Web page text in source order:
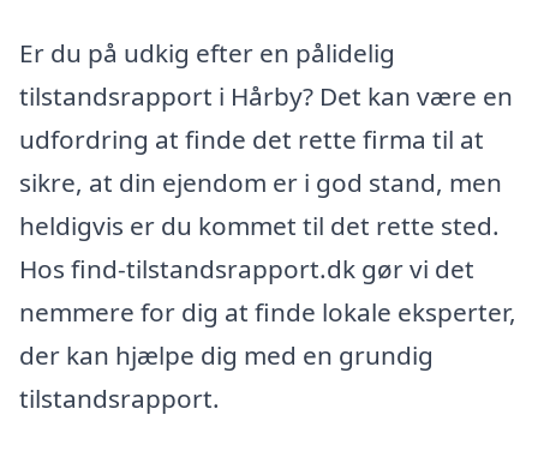
Er du på udkig efter en pålidelig
tilstandsrapport i Hårby? Det kan være en
udfordring at finde det rette firma til at
sikre, at din ejendom er i god stand, men
heldigvis er du kommet til det rette sted.
Hos find-tilstandsrapport.dk gør vi det
nemmere for dig at finde lokale eksperter,
der kan hjælpe dig med en grundig
tilstandsrapport.